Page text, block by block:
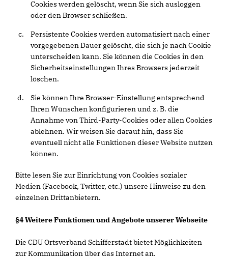
Cookies werden gelöscht, wenn Sie sich ausloggen
oder den Browser schließen.
Persistente Cookies werden automatisiert nach einer
vorgegebenen Dauer gelöscht, die sich je nach Cookie
unterscheiden kann. Sie können die Cookies in den
Sicherheitseinstellungen Ihres Browsers jederzeit
löschen.
Sie können Ihre Browser-Einstellung entsprechend
Ihren Wünschen konfigurieren und z. B. die
Annahme von Third-Party-Cookies oder allen Cookies
ablehnen. Wir weisen Sie darauf hin, dass Sie
eventuell nicht alle Funktionen dieser Website nutzen
können.
Bitte lesen Sie zur Einrichtung von Cookies sozialer
Medien (Facebook, Twitter, etc.) unsere Hinweise zu den
einzelnen Drittanbietern.
§4 Weitere Funktionen und Angebote unserer Webseite
Die CDU Ortsverband Schifferstadt bietet Möglichkeiten
zur Kommunikation über das Internet an.